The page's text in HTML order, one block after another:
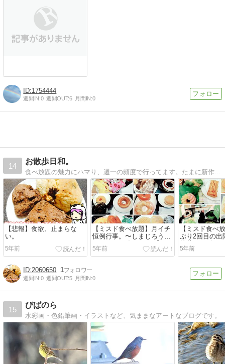
1754444
週間IN:0 週間OUT:6 月間IN:0
14
お散歩日和。
食べ放題の魅力にハマり、週一の頻度で行ってます。たまに新作スイーツレポもします。
【悲報】食欲、止まらな
い。
5年前
【ミスド食べ放題】月イチ
恒例行事。〜しまじろうと
みみりんを喰らう〜 【ミス
ド新商品】
5年前
【ミスド食べ
ぶり2回目の出
抹茶のレビュ
【ミスド新商
5年前
2060650 1
週間IN:0 週間OUT:5 月間IN:0
15
びばのら
水彩画・色鉛筆画・イラストなど、気ままなアートなブログです。